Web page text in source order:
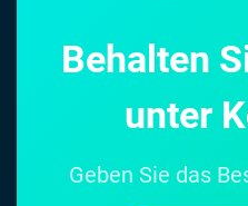
Behalten
unter
Geben Sie das